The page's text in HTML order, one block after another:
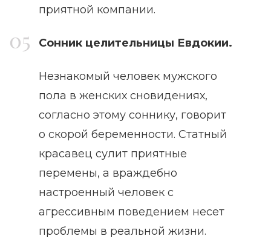
приятной компании.
Сонник целительницы Евдокии.
Незнакомый человек мужского
пола в женских сновидениях,
согласно этому соннику, говорит
о скорой беременности. Статный
красавец сулит приятные
перемены, а враждебно
настроенный человек с
агрессивным поведением несет
проблемы в реальной жизни.